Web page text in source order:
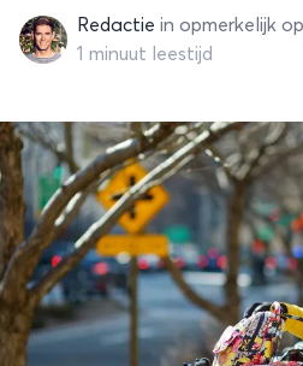
RedactieRedactie in opmerkelijk op
1 minuut leestijd